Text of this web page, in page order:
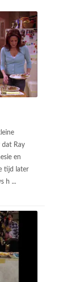
dat Ray
en
tijd later
h ...